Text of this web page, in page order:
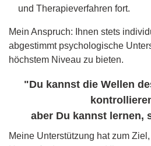
und Therapieverfahren fort.
Mein Anspruch: Ihnen stets
abgestimmt psychologische
höchstem Niveau zu bieten.
"Du kannst die Wellen
aber Du kannst lernen,
Meine Unterstützung hat zum